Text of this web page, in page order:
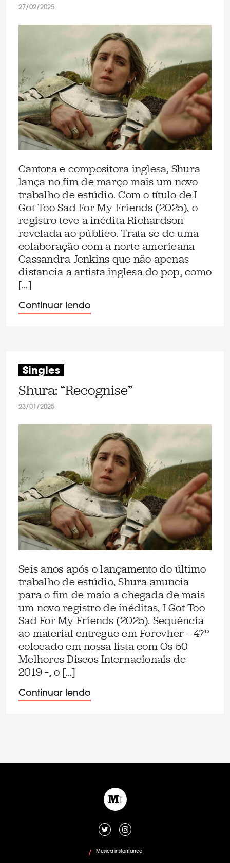
27/02/2025
Cantora e compositora inglesa, Shura
lança no fim de março mais um novo
trabalho de estúdio. Com o título de I
Got Too Sad For My Friends (2025), o
registro teve a inédita Richardson
revelada ao público. Trata-se de uma
colaboração com a norte-americana
Cassandra Jenkins que não apenas
distancia a artista inglesa do pop, como
[…]
Continuar lendo
Singles
Shura: “Recognise”
23/01/2025
Seis anos após o lançamento do último
trabalho de estúdio, Shura anuncia
para o fim de maio a chegada de mais
um novo registro de inéditas, I Got Too
Sad For My Friends (2025). Sequência
ao material entregue em Forevher – 47º
colocado em nossa lista com Os 50
Melhores Discos Internacionais de
2019 –, o […]
Continuar lendo
/ Música instantânea